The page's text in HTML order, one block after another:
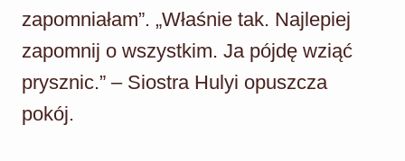
zapomniałam”. „Właśnie tak. Najlepiej
zapomnij o wszystkim. Ja pójdę wziąć
prysznic.” – Siostra Hulyi opuszcza
pokój.